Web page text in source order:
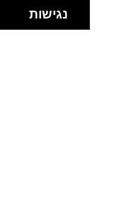
נגישות